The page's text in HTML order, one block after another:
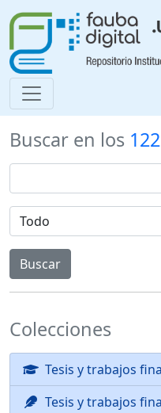
Buscar en los
Colecciones
Tesis y trabajos
Tesis y trabajos